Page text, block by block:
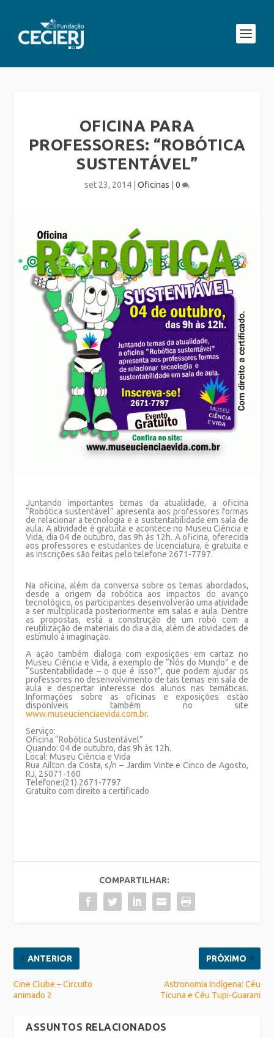
OFICINA PARA
PROFESSORES: “ROBÓTICA
SUSTENTÁVEL”
set 23, 2014 Oficinas 0
Juntando importantes temas da atualidade, a oficina
“Robótica sustentável” apresenta aos professores formas
de relacionar a tecnologia e a sustentabilidade em sala de
aula. A atividade é gratuita e acontece no Museu Ciência e
Vida, dia 04 de outubro, das 9h às 12h. A oficina, oferecida
aos professores e estudantes de licenciatura, é gratuita e
as inscrições são feitas pelo telefone 2671-7797.
Na oficina, além da conversa sobre os temas abordados,
desde a origem da robótica aos impactos do avanço
tecnológico, os participantes desenvolverão uma atividade
a ser multiplicada posteriormente em salas e aula. Dentre
as propostas, está a construção de um robô com a
reutilização de materiais do dia a dia, além de atividades de
estímulo à imaginação.
A ação também dialoga com exposições em cartaz no
Museu Ciência e Vida, a exemplo de “Nós do Mundo” e de
“Sustentabilidade – o que é isso?”, que podem ajudar os
professores no desenvolvimento de tais temas em sala de
aula e despertar interesse dos alunos nas temáticas.
Informações sobre as oficinas e exposições estão
disponíveis também no site
www.museucienciaevida.com.br.
Serviço:
Oficina “Robótica Sustentável”
Quando: 04 de outubro, das 9h às 12h.
Local: Museu Ciência e Vida
Rua Ailton da Costa, s/n – Jardim Vinte e Cinco de Agosto,
RJ, 25071-160
Telefone:(21) 2671-7797
Gratuito com direito a certificado
COMPARTILHAR:
ANTERIOR
Cine Clube – Circuito
animado 2
PRÓXIMO
Astronomia Indígena: Céu
Ticuna e Céu Tupi-Guarani
ASSUNTOS RELACIONADOS